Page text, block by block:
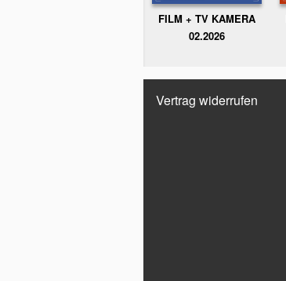
FILM + TV KAMERA
02.2026
Vertrag widerrufen